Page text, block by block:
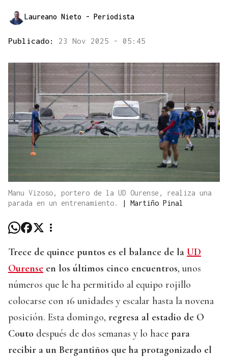
Laureano Nieto - Periodista
Publicado: 23 Nov 2025 - 05:45
Manu Vizoso, portero de la UD Ourense, realiza una
parada en un entrenamiento.
| Martiño Pinal
Trece de quince puntos es el balance de la UD
Ourense en los últimos cinco encuentros, unos
números que le ha permitido al equipo rojillo
colocarse con 16 unidades y escalar hasta la novena
posición. Esta domingo, regresa al estadio de O
Couto después de dos semanas y lo hace para
recibir a un Bergantiños que ha protagonizado el